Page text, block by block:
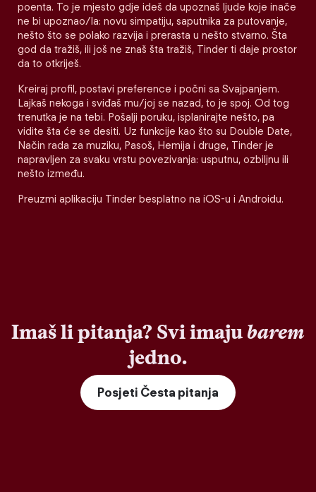
poenta. To je mjesto gdje ideš da upoznaš ljude koje inače
ne bi upoznao/la: novu simpatiju, saputnika za putovanje,
nešto što se polako razvija i prerasta u nešto stvarno. Šta
god da tražiš, ili još ne znaš šta tražiš, Tinder ti daje prostor
da to otkriješ.
Kreiraj profil, postavi preference i počni sa Svajpanjem.
Lajkaš nekoga i sviđaš mu/joj se nazad, to je spoj. Od tog
trenutka je na tebi. Pošalji poruku, isplanirajte nešto, pa
vidite šta će se desiti. Uz funkcije kao što su Double Date,
Način rada za muziku, Pasoš, Hemija i druge, Tinder je
napravljen za svaku vrstu povezivanja: usputnu, ozbiljnu ili
nešto između.
Preuzmi aplikaciju Tinder besplatno na iOS-u i Androidu.
Imaš li pitanja? Svi imaju barem
jedno.
Posjeti Česta pitanja